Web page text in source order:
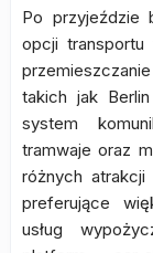
Po przyjeździe
opcji transportu
takich jak
system
tramwaje oraz
różnych
preferujące
usług